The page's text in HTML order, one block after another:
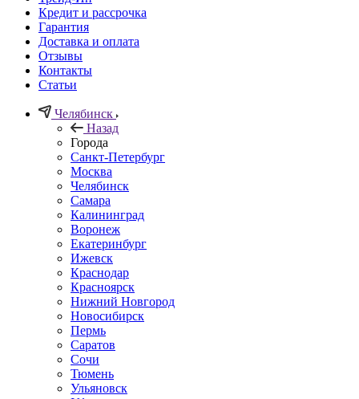
Кредит и рассрочка
Гарантия
Доставка и оплата
Отзывы
Контакты
Статьи
Челябинск
Назад
Города
Санкт-Петербург
Москва
Челябинск
Самара
Калининград
Воронеж
Екатеринбург
Ижевск
Краснодар
Красноярск
Нижний Новгород
Новосибирск
Пермь
Саратов
Сочи
Тюмень
Ульяновск